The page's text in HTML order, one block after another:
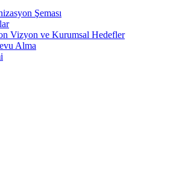
Şeması
Vizyon ve Kurumsal Hedefler
Alma